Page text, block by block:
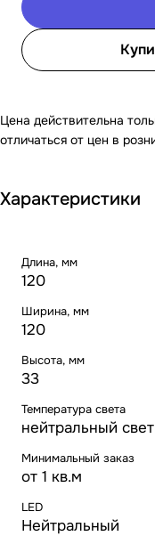
Цена действительна
отличаться от цен в
Характеристики
Длина, мм
120
Ширина, мм
120
Высота, мм
33
Температура света
нейтральный свет
Минимальный заказ
от 1 кв.м
LED
Нейтральный